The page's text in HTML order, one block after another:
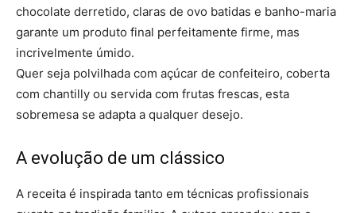
chocolate derretido, claras de ovo batidas e banho-maria
garante um produto final perfeitamente firme, mas
incrivelmente úmido.
Quer seja polvilhada com açúcar de confeiteiro, coberta
com chantilly ou servida com frutas frescas, esta
sobremesa se adapta a qualquer desejo.
A evolução de um clássico
A receita é inspirada tanto em técnicas profissionais